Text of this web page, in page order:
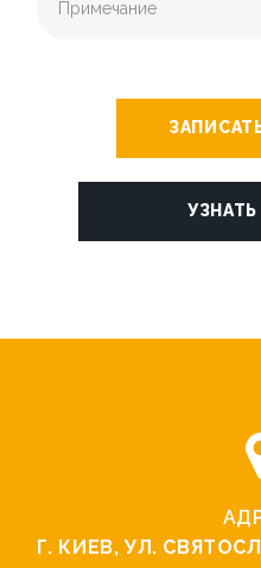
Г. КИЕВ, УЛ.